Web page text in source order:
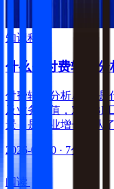
知识科普
什么是付费转化
付费转化分析Agent
及业务价值，对比BI
景，是企业增长团队
2026-07-30 · 7分钟
阅读